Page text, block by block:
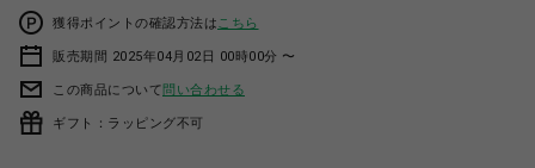
獲得ポイントの確認方法は こちら
販売期間 2025年04月02日 00時00分 〜
この商品について問い合わせる
ギフト：ラッピング不可